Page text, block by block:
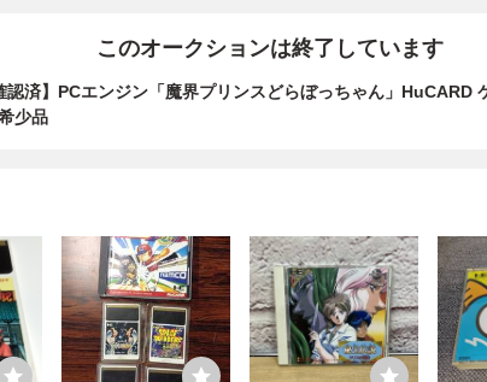
このオークションは終了しています
済】PCエンジン「魔界プリンスどらぼっちゃん」HuCARD
少品